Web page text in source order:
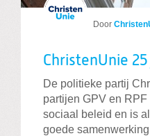
Door
ChristenUnie
De politieke partij
partijen GPV en
sociaal beleid en is
goede